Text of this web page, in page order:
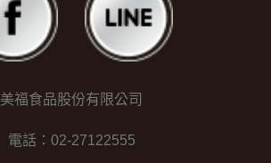
美福食品股份有限公司
電話：02-27122555